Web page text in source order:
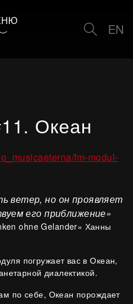
EN
Океан
fm-modul-
ветер, но он проявляет
его приближение»
ohne Gelander» Ханны
погружает вас в Океан,
диалектикой.
по себе, Океан порождает